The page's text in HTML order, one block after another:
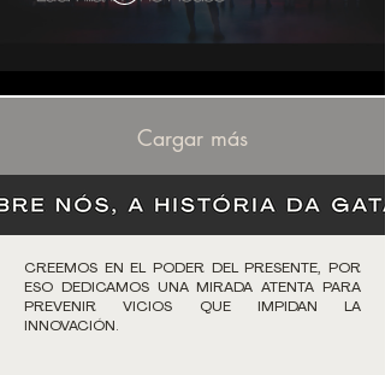
Cargar más
CREEMOS EN EL PODER DEL PRESENTE, POR
ESO DEDICAMOS UNA MIRADA ATENTA PARA
PREVENIR VICIOS QUE IMPIDAN LA
INNOVACIÓN.